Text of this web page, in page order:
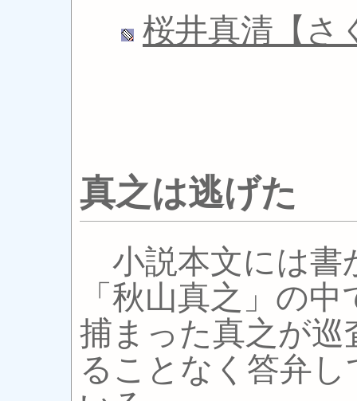
桜井真清【さ
真之は逃げた
小説本文には書
「秋山真之」の
捕まった真之が
ることなく答弁